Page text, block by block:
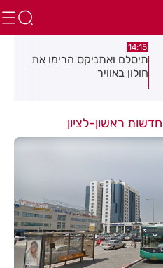
14:15
תיסלם ואתניקס הרימו את
חולון באוויר
חדשות ראשון-לציון